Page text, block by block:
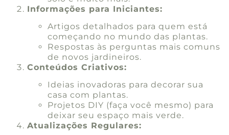
Informações para Iniciantes:
Artigos detalhados para quem está
começando no mundo das plantas.
Respostas às perguntas mais comuns
de novos jardineiros.
Conteúdos Criativos:
Ideias inovadoras para decorar sua
casa com plantas.
Projetos DIY (faça você mesmo) para
deixar seu espaço mais verde.
Atualizações Regulares: